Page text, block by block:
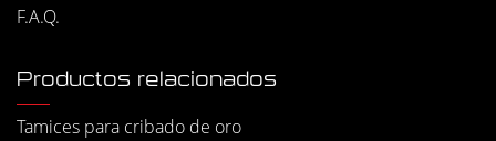
F.A.Q.
Productos relacionados
Tamices para cribado de oro